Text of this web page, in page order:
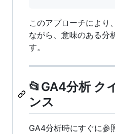
このアプローチにより
ながら、意味のある分
す。
📂GA4分析 ク
ンス
GA4分析時にすぐに参